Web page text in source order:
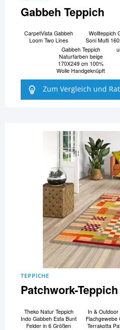
Gabbeh Teppich
CarpetVista Gabbeh
Loom Two Lines
Wollteppich
Soni Multi
Gabbeh Teppich
Naturfarben beige
170X249 cm 100%
Wolle Handgeknüpft
Zum Vergleich und
TEPPICHE
Patchwork-Teppich
Theko Natur Teppich
Indo Gabbeh Esta Bunt
Felder in 6 Größen
In & Outdoor
Flachgewebe
Terrakotta